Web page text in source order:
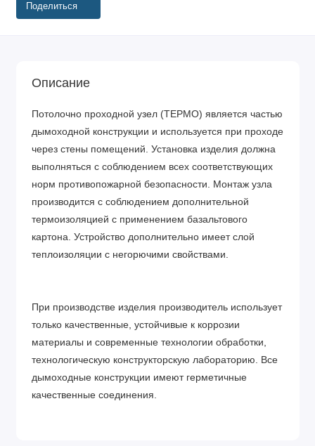
Поделиться
Описание
Потолочно проходной узел (ТЕРМО) является частью
дымоходной конструкции и используется при проходе
через стены помещений. Установка изделия должна
выполняться с соблюдением всех соответствующих
норм противопожарной безопасности. Монтаж узла
производится с соблюдением дополнительной
термоизоляцией с применением базальтового
картона. Устройство дополнительно имеет слой
теплоизоляции с негорючими свойствами.
При производстве изделия производитель использует
только качественные, устойчивые к коррозии
материалы и современные технологии обработки,
технологическую конструкторскую лабораторию. Все
дымоходные конструкции имеют герметичные
качественные соединения.